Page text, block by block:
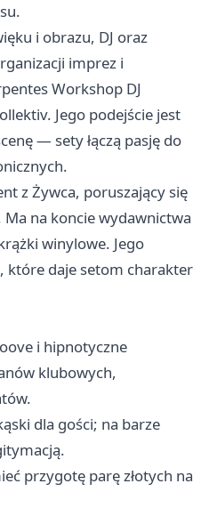
i obrazu, DJ oraz
imprez i
Workshop DJ
Jego podejście jest
— sety łączą pasję do
z Żywca, poruszający się
na koncie wydawnictwa
winylowe. Jego
które daje setom charakter
i hipnotyczne
klubowych,
dla gości; na barze
przygotę parę złotych na